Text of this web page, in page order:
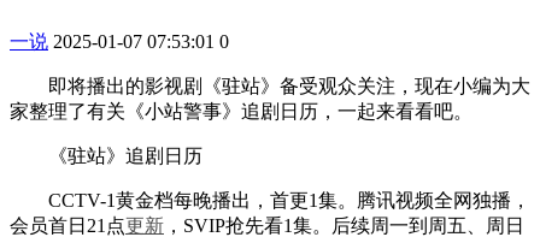
一说 2025-01-07 07:53:01 0
即将播出的影视剧《驻站》备受观众关注，现在小编为大
家整理了有关《小站警事》追剧日历，一起来看看吧。
《驻站》追剧日历
CCTV-1黄金档每晚播出，首更1集。腾讯视频全网独播，
会员首日21点更新 ，SVIP抢先看1集。后续周一到周五、周日